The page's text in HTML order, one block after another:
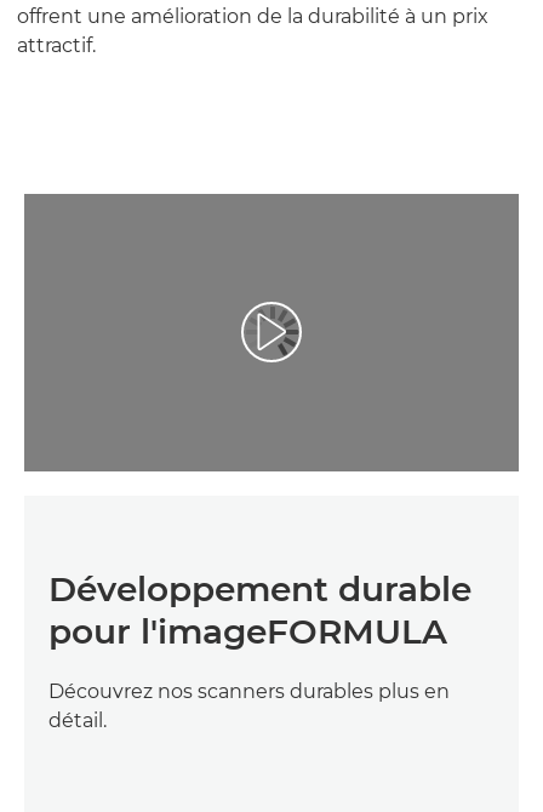
offrent une amélioration de la durabilité à un prix
attractif.
Développement durable
pour l'imageFORMULA
Découvrez nos scanners durables plus en
détail.